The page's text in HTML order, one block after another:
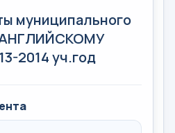
муниципального
АНГЛИЙСКОМУ
2014 уч.год